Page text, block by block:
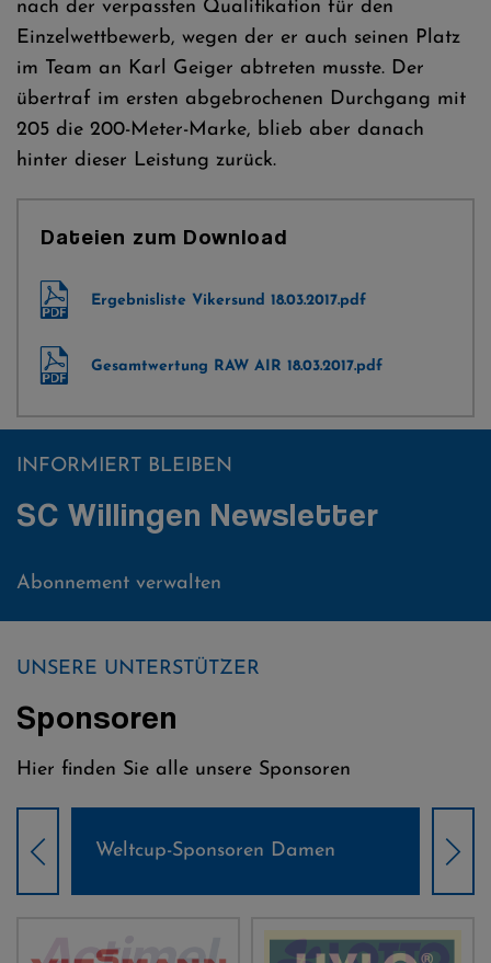
nach der verpassten Qualifikation für den
Einzelwettbewerb, wegen der er auch seinen Platz
im Team an Karl Geiger abtreten musste. Der
übertraf im ersten abgebrochenen Durchgang mit
205 die 200-Meter-Marke, blieb aber danach
hinter dieser Leistung zurück.
Dateien zum Download
Ergebnisliste Vikersund 18.03.2017.pdf
Gesamtwertung RAW AIR 18.03.2017.pdf
INFORMIERT BLEIBEN
SC Willingen Newsletter
Abonnement verwalten
UNSERE UNTERSTÜTZER
Sponsoren
Hier finden Sie alle unsere Sponsoren
Weltcup-Sponsoren Damen